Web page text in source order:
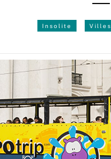
Insolite Villes